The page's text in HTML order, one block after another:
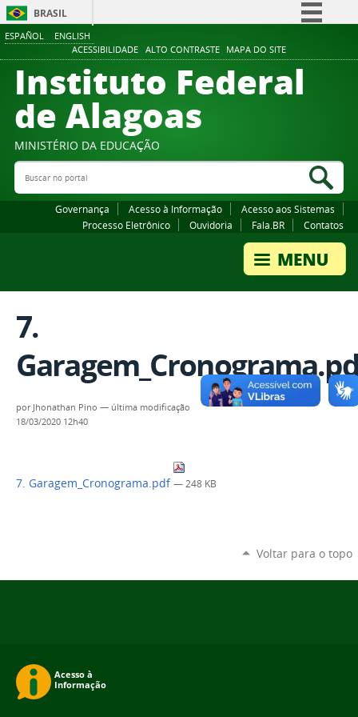
ESPAÑOL ENGLISH
ACESSIBILIDADE ALTO CONTRASTE MAPA DO SITE
BRASIL
Comunica BR
Participe
Canais
Instituto Federal
de Alagoas
MINISTÉRIO DA EDUCAÇÃO
Buscar no portal
Governança Acesso à Informação
Acesso aos Sistemas
Processo Eletrônico
Ouvidoria Fala.BR Contatos
7.
por Jhonathan Pino — última modificação
18/03/2020 12h40
7. Garagem_Cronograma.pdf — 248 KB
Voltar para o topo